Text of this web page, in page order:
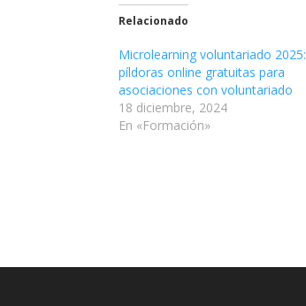
Relacionado
Microlearning voluntariado 2025:
píldoras online gratuitas para
asociaciones con voluntariado
18 diciembre, 2024
En «Formación»